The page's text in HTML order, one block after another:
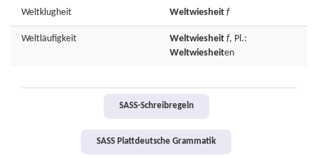
Weltklugheit Weltwiesheit f
Weltläufigkeit Weltwiesheit f, Pl.:
Weltwiesheiten
SASS-Schreibregeln
SASS Plattdeutsche Grammatik